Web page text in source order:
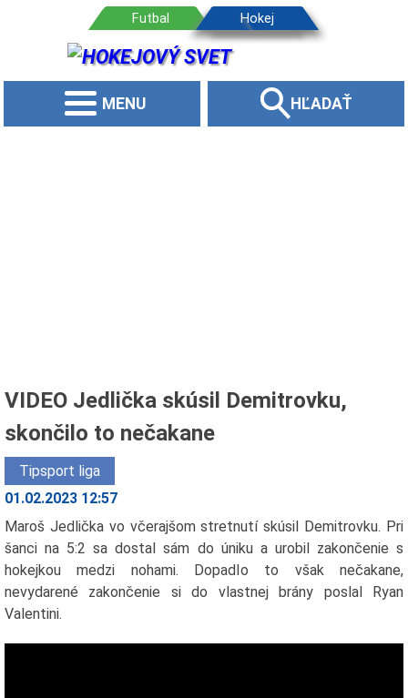
MENU HĽADAŤ
VIDEO Jedlička skúsil Demitrovku,
skončilo to nečakane
Tipsport liga
01.02.2023 12:57
Maroš Jedlička vo včerajšom stretnutí skúsil Demitrovku. Pri
šanci na 5:2 sa dostal sám do úniku a urobil zakončenie s
hokejkou medzi nohami. Dopadlo to však nečakane,
nevydarené zakončenie si do vlastnej brány poslal Ryan
Valentini.